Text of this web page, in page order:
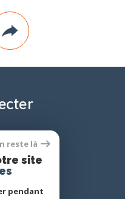
Plus
de
partage
reste là
site
pendant